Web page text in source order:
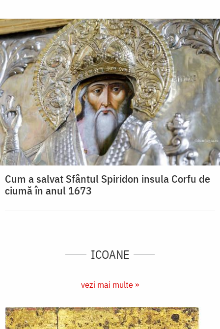
Cum a salvat Sfântul Spiridon insula Corfu de
ciumă în anul 1673
ICOANE
vezi mai multe »